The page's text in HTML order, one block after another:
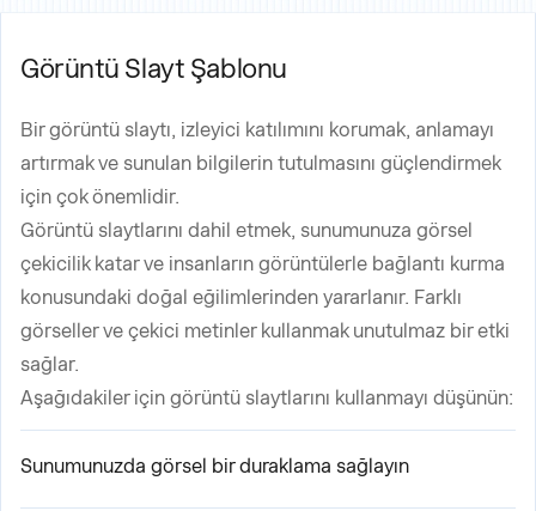
Görüntü Slayt Şablonu
Bir görüntü slaytı, izleyici katılımını korumak, anlamayı
artırmak ve sunulan bilgilerin tutulmasını güçlendirmek
için çok önemlidir.
Görüntü slaytlarını dahil etmek, sunumunuza görsel
çekicilik katar ve insanların görüntülerle bağlantı kurma
konusundaki doğal eğilimlerinden yararlanır. Farklı
görseller ve çekici metinler kullanmak unutulmaz bir etki
sağlar.
Aşağıdakiler için görüntü slaytlarını kullanmayı düşünün:
Sunumunuzda görsel bir duraklama sağlayın